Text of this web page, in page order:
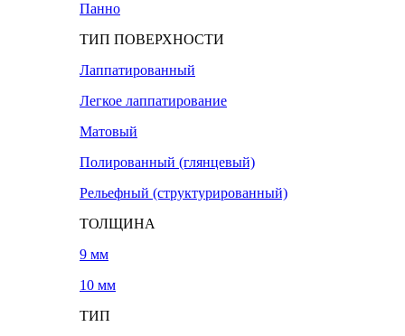
Панно
ТИП ПОВЕРХНОСТИ
Лаппатированный
Легкое лаппатирование
Матовый
Полированный (глянцевый)
Рельефный (структурированный)
ТОЛЩИНА
9 мм
10 мм
ТИП